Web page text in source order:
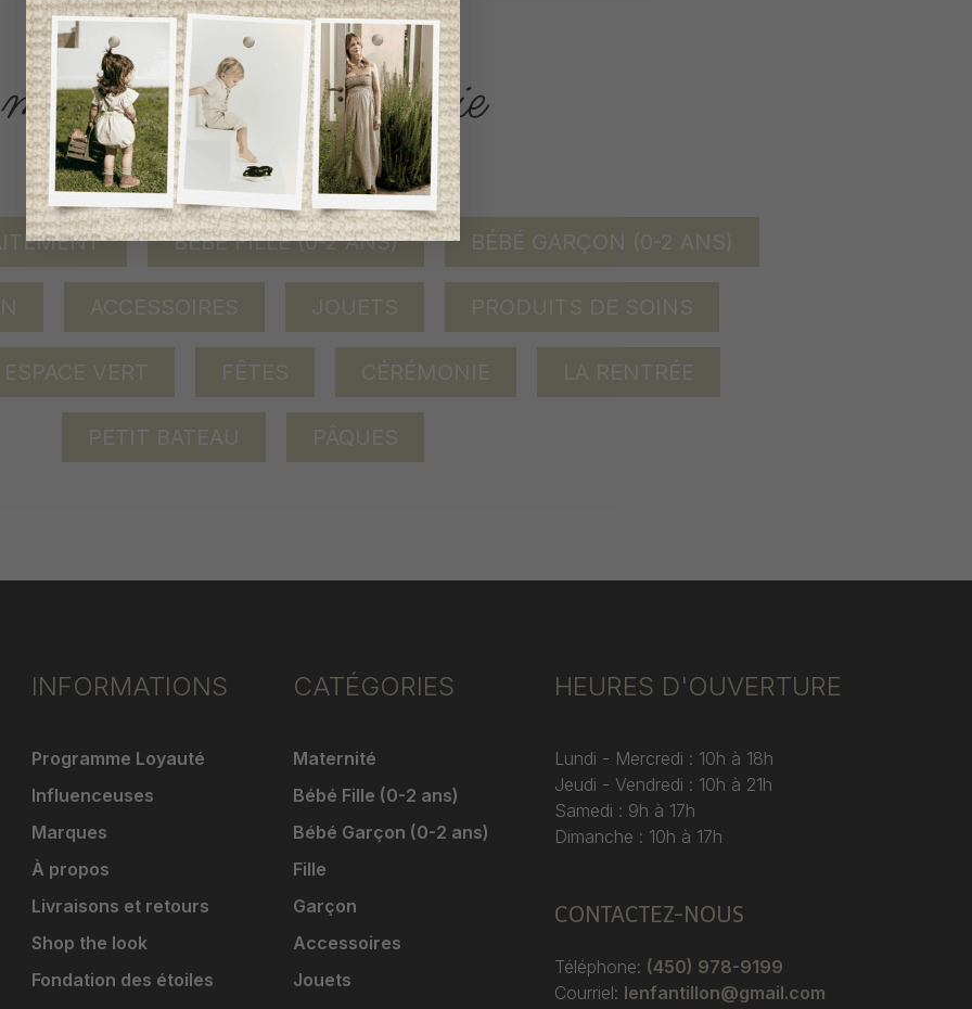
ACCÈS RAPIDE
magasinez par catégorie
BÉBÉ FILLE (0-2 ANS) BÉBÉ GARÇON (0-2 ANS)
ACCESSOIRES JOUETS PRODUITS DE SOINS
ESPACE VERT FÊTES CÉRÉMONIE LA RENTRÉE
PETIT BATEAU PÂQUES
INFORMATIONS
Programme Loyauté
Influenceuses
Marques
À propos
Livraisons et retours
Shop the look
Fondation des étoiles
CATÉGORIES
Maternité
Bébé Fille (0-2 ans)
Bébé Garçon (0-2 ans)
Fille
Garçon
Accessoires
Jouets
HEURES D'OUVERTURE
Lundi - Mercredi : 10h à 18h
Jeudi - Vendredi : 10h à 21h
Samedi : 9h à 17h
Dimanche : 10h à 17h
CONTACTEZ-NOUS
Téléphone: (450) 978-9199
Courriel: lenfantillon@gmail.com